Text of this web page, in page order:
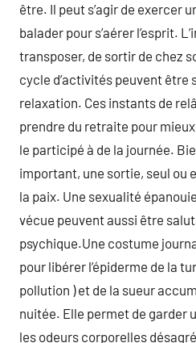
être. Il peut s’agir de exercer
balader pour s’aérer l’esprit.
transposer, de sortir de chez
cycle d’activités peuvent être
relaxation. Ces instants de
prendre du retraite pour
le participé à de la journée.
important, une sortie, seul ou
la paix. Une sexualité
vécue peuvent aussi être
psychique.Une costume
pour libérer l’épiderme de la
pollution ) et de la sueur
nuitée. Elle permet de garder
les odeurs corporelles